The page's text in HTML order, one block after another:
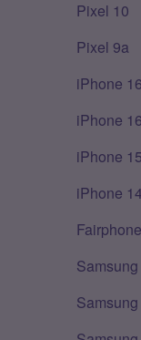
Pixel 10
Pixel 9a
iPhone 16
iPhone
iPhone 15
iPhone